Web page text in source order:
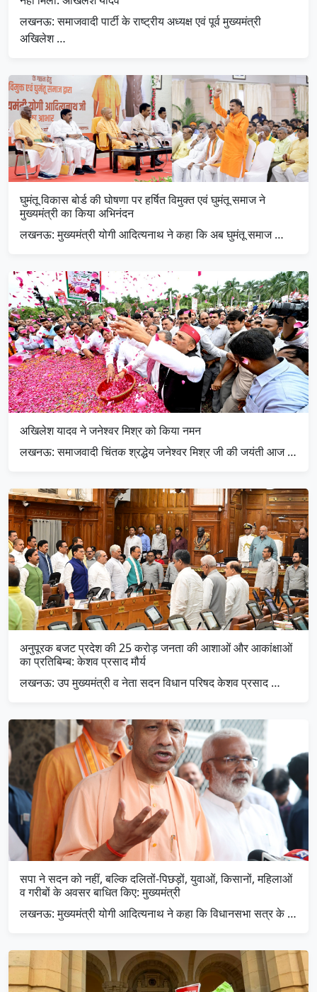
लखनऊ: समाजवादी पार्टी के राष्ट्रीय अध्यक्ष एवं पूर्व मुख्यमंत्री
अखिलेश …
घुमंतू विकास बोर्ड की घोषणा पर हर्षित विमुक्त एवं घुमंतू समाज ने
मुख्यमंत्री का किया अभिनंदन
लखनऊ: मुख्यमंत्री योगी आदित्यनाथ ने कहा कि अब घुमंतू समाज …
अखिलेश यादव ने जनेश्वर मिश्र को किया नमन
लखनऊ: समाजवादी चिंतक श्रद्धेय जनेश्वर मिश्र जी की जयंती आज …
अनुपूरक बजट प्रदेश की 25 करोड़ जनता की आशाओं और आकांक्षाओं
का प्रतिबिम्ब: केशव प्रसाद मौर्य
लखनऊ: उप मुख्यमंत्री व नेता सदन विधान परिषद केशव प्रसाद …
सपा ने सदन को नहीं, बल्कि दलितों-पिछड़ों, युवाओं, किसानों, महिलाओं
व गरीबों के अवसर बाधित किए: मुख्यमंत्री
लखनऊ: मुख्यमंत्री योगी आदित्यनाथ ने कहा कि विधानसभा सत्र के …